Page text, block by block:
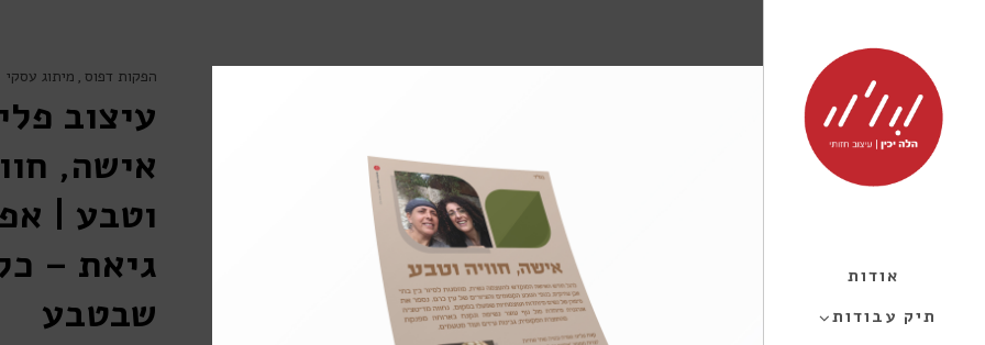
אודות
תיק עבודות
הפקות דפוס מיתוג עסקי
עיצוב
אישה,
וטבע |
גיאת –
שבטבע